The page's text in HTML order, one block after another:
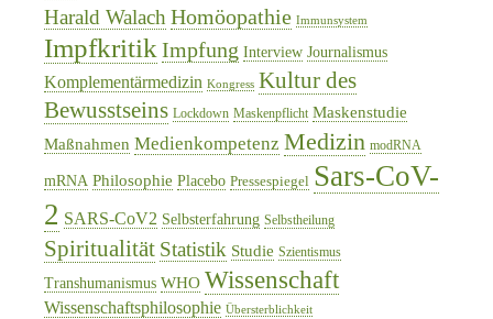
Harald Walach Homöopathie Immunsystem
Impfkritik Impfung Interview Journalismus
Komplementärmedizin Kongress Kultur des
Bewusstseins Lockdown Maskenpflicht Maskenstudie
Maßnahmen Medienkompetenz Medizin modRNA
mRNA Philosophie Placebo Pressespiegel Sars-CoV-
2 SARS-CoV2 Selbsterfahrung Selbstheilung
Spiritualität Statistik Studie Szientismus
Transhumanismus WHO Wissenschaft
Wissenschaftsphilosophie Übersterblichkeit